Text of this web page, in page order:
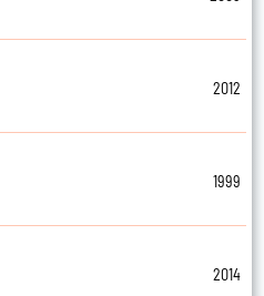
2012
1999
2014